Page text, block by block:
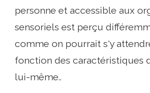
personne et accessible aux
sensoriels est perçu
comme on pourrait s'y
fonction des caractéristiques
lui-même..